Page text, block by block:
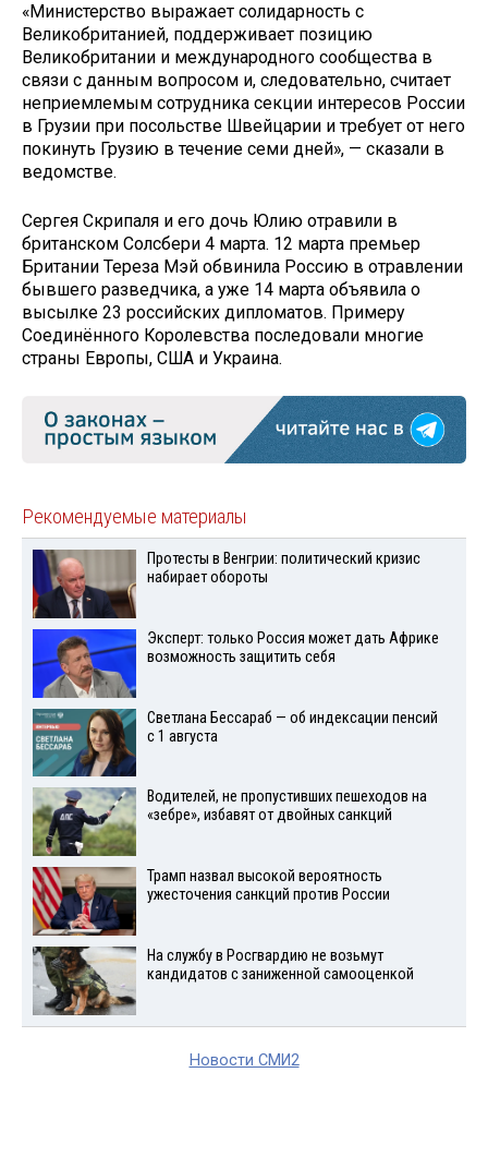
«Министерство выражает солидарность с
Великобританией, поддерживает позицию
Великобритании и международного сообщества в
связи с данным вопросом и, следовательно, считает
неприемлемым сотрудника секции интересов России
в Грузии при посольстве Швейцарии и требует от него
покинуть Грузию в течение семи дней», — сказали в
ведомстве.
Сергея Скрипаля и его дочь Юлию отравили в
британском Солсбери 4 марта. 12 марта премьер
Британии Тереза Мэй обвинила Россию в отравлении
бывшего разведчика, а уже 14 марта объявила о
высылке 23 российских дипломатов. Примеру
Соединённого Королевства последовали многие
страны Европы, США и Украина.
Рекомендуемые материалы
Протесты в Венгрии: политический кризис
набирает обороты
Эксперт: только Россия может дать Африке
возможность защитить себя
Светлана Бессараб — об индексации пенсий
с 1 августа
Водителей, не пропустивших пешеходов на
«зебре», избавят от двойных санкций
Трамп назвал высокой вероятность
ужесточения санкций против России
На службу в Росгвардию не возьмут
кандидатов с заниженной самооценкой
Новости СМИ2